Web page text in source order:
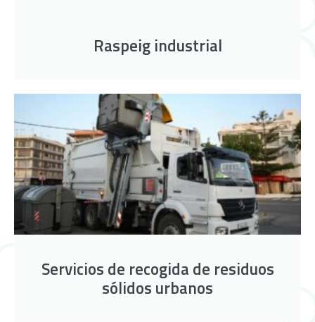
Raspeig industrial
Servicios de recogida de residuos
sólidos urbanos